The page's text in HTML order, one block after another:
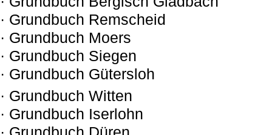
· Grundbuch Remscheid
· Grundbuch Moers
· Grundbuch Siegen
· Grundbuch Gütersloh
· Grundbuch Witten
· Grundbuch Iserlohn